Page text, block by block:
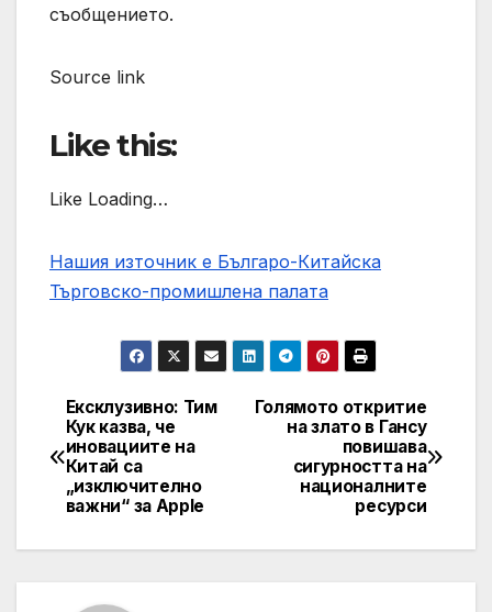
съобщението.
Source link
Like this:
Like Loading…
Нашия източник е Българо-Китайска
Търговско-промишлена палaта
Post
navigation
Голямото откритие
на злато в Гансу
повишава
сигурността на
националните
ресурси
Ексклузивно: Тим
Кук казва, че
иновациите на
Китай са
„изключително
важни“ за Apple